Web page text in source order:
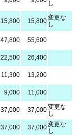
し
15,800 15,800変更な
し
47,800 55,600
22,500 26,400
11,300 13,200
9,000 11,000
37,000 37,000変更な
し
37,000 37,000変更な
し